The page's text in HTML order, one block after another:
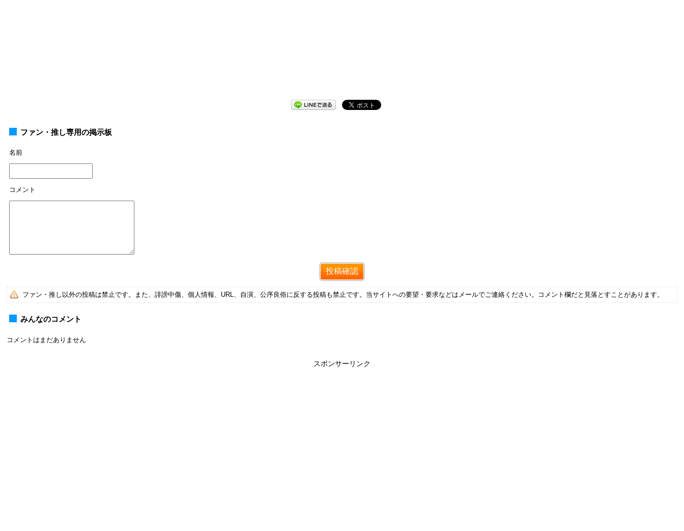
ファン・推し専用の掲示板
名前
コメント
ファン・推し以外の投稿は禁止です。また、誹謗中傷、個人情報、URL、自演、公序良俗に反する投稿も禁止です。当サイトへの要望・要求などはメールでご連絡ください。コメント欄だと見落とすことがあります。
みんなのコメント
コメントはまだありません
スポンサーリンク